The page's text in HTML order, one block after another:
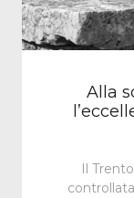
Alla
Il